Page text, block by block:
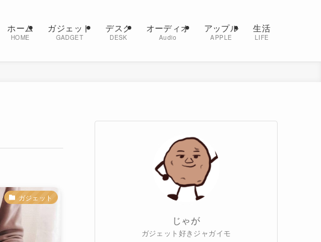
ホーム
HOME
ガジェット
GADGET
デスク
DESK
オーディオ
Audio
アップル
APPLE
生活
LIFE
ガジェット
じゃが
ガジェット好きジャガイモ